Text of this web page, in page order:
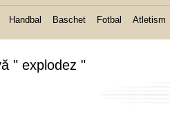
Handbal Baschet Fotbal Atletism
" explodez "